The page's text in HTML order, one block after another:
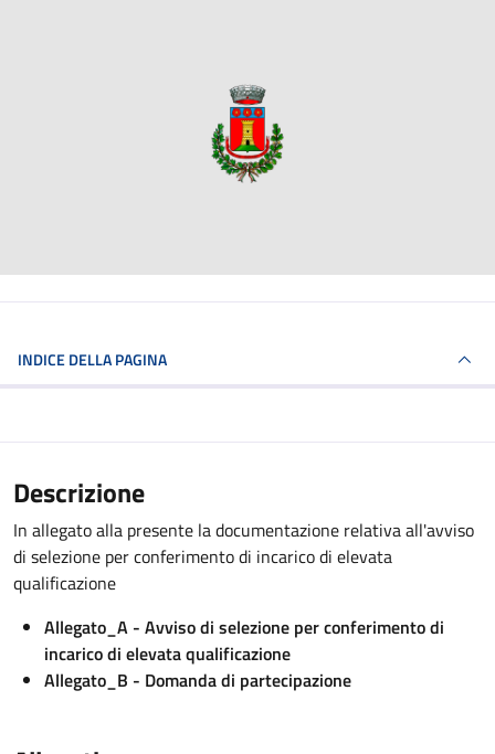
INDICE DELLA PAGINA
Descrizione
In allegato alla presente la documentazione relativa all'avviso
di selezione per conferimento di incarico di elevata
qualificazione
Allegato_A - Avviso di selezione per conferimento di
incarico di elevata qualificazione
Allegato_B - Domanda di partecipazione